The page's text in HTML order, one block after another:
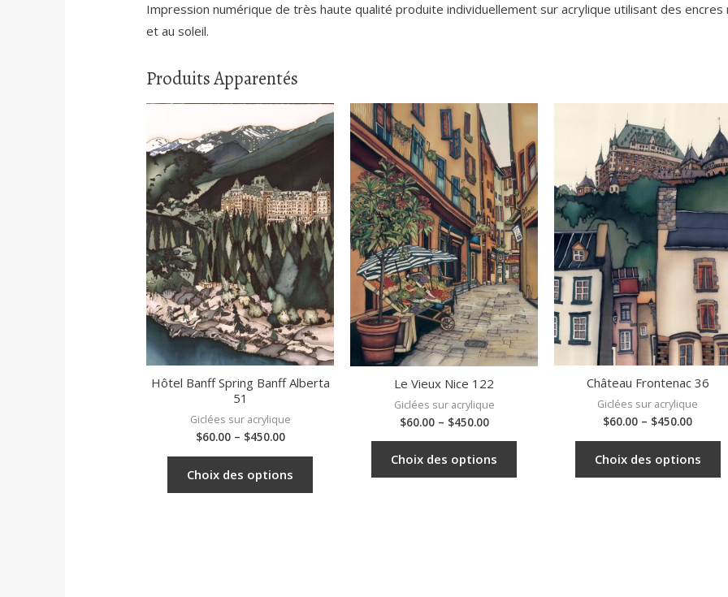
Impression numérique de très haute qualité produite individuellement sur acrylique utilisant des
et au soleil.
Produits Apparentés
Hôtel Banff Spring Banff Alberta
51
Giclées sur acrylique
$60.00– $450.00
Choix des options
Le Vieux Nice 122
Giclées sur acrylique
$60.00– $450.00
Choix des options
Château Frontenac 36
Giclées sur acrylique
$60.00 – $450.00
Choix des options